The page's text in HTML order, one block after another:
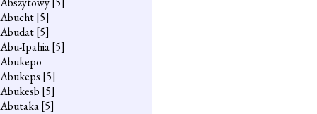
Abucht[5]
Abudat[5]
Abu-Ipahia[5]
Abukepo
Abukeps [5]
Abukesb [5]
Abutaka[5]